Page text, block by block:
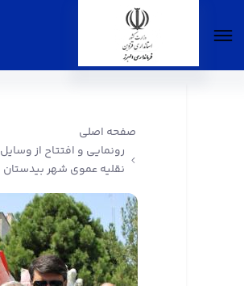
صفحه اصلی
رونمایی و افتتاح از وسایل
نقلیه عموی شهر بیدستان